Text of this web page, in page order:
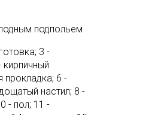
подпольем
3 -
кирпичный
прокладка; 6 -
настил; 8 -
- пол; 11 -